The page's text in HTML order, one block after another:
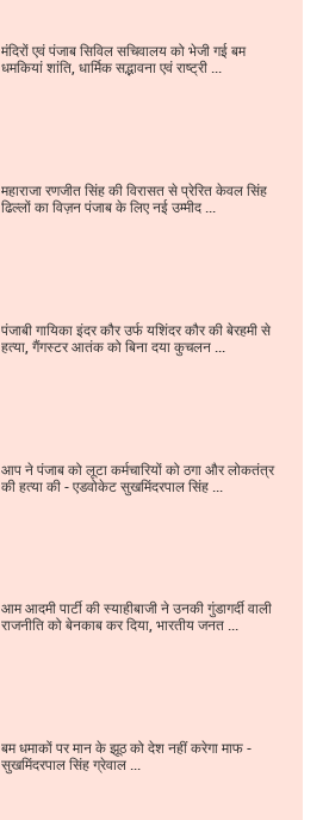
मंदिरों एवं पंजाब सिविल सचिवालय को भेजी गई बम
धमकियां शांति, धार्मिक सद्भावना एवं राष्ट्री ...
महाराजा रणजीत सिंह की विरासत से प्रेरित केवल सिंह
ढिल्लों का विज़न पंजाब के लिए नई उम्मीद ...
पंजाबी गायिका इंदर कौर उर्फ यशिंदर कौर की बेरहमी से
हत्या, गैंगस्टर आतंक को बिना दया कुचलन ...
आप ने पंजाब को लूटा कर्मचारियों को ठगा और लोकतंत्र
की हत्या की - एडवोकेट सुखमिंदरपाल सिंह ...
आम आदमी पार्टी की स्याहीबाजी ने उनकी गुंडागर्दी वाली
राजनीति को बेनकाब कर दिया, भारतीय जनत ...
बम धमाकों पर मान के झूठ को देश नहीं करेगा माफ -
सुखमिंदरपाल सिंह ग्रेवाल ...